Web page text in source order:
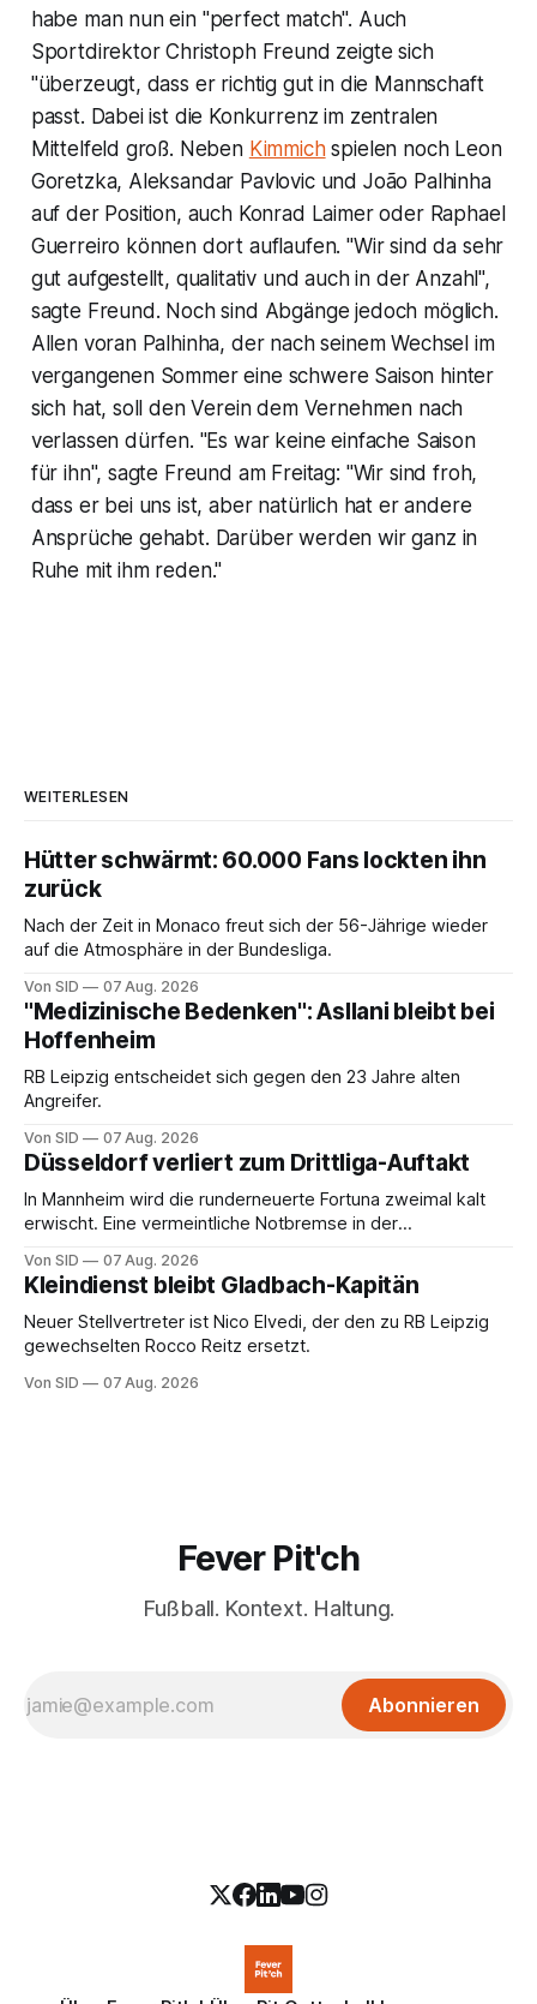
habe man nun ein "perfect match". Auch
Sportdirektor Christoph Freund zeigte sich
"überzeugt, dass er richtig gut in die Mannschaft
passt. Dabei ist die Konkurrenz im zentralen
Mittelfeld groß. Neben Kimmichspielen noch Leon
Goretzka, Aleksandar Pavlovic und João Palhinha
auf der Position, auch Konrad Laimer oder Raphael
Guerreiro können dort auflaufen. "Wir sind da sehr
gut aufgestellt, qualitativ und auch in der Anzahl",
sagte Freund. Noch sind Abgänge jedoch möglich.
Allen voran Palhinha, der nach seinem Wechsel im
vergangenen Sommer eine schwere Saison hinter
sich hat, soll den Verein dem Vernehmen nach
verlassen dürfen. "Es war keine einfache Saison
für ihn", sagte Freund am Freitag: "Wir sind froh,
dass er bei uns ist, aber natürlich hat er andere
Ansprüche gehabt. Darüber werden wir ganz in
Ruhe mit ihm reden."
WEITERLESEN
Hütter schwärmt: 60.000 Fans lockten ihn
zurück
Nach der Zeit in Monaco freut sich der 56-Jährige wieder
auf die Atmosphäre in der Bundesliga.
Von SID 07 Aug. 2026
"Medizinische Bedenken": Asllani bleibt bei
Hoffenheim
RB Leipzig entscheidet sich gegen den 23 Jahre alten
Angreifer.
Von SID 07 Aug. 2026
Düsseldorf verliert zum Drittliga-Auftakt
In Mannheim wird die runderneuerte Fortuna zweimal kalt
erwischt. Eine vermeintliche Notbremse in der
Von SID 07 Aug. 2026
Kleindienst bleibt Gladbach-Kapitän
Neuer Stellvertreter ist Nico Elvedi, der den zu RB Leipzig
gewechselten Rocco Reitz ersetzt.
Von SID 07 Aug. 2026
Fever Pit'ch
Fußball. Kontext. Haltung.
Abonnieren